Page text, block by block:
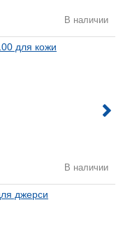
В наличии
для кожи
В наличии
джерси